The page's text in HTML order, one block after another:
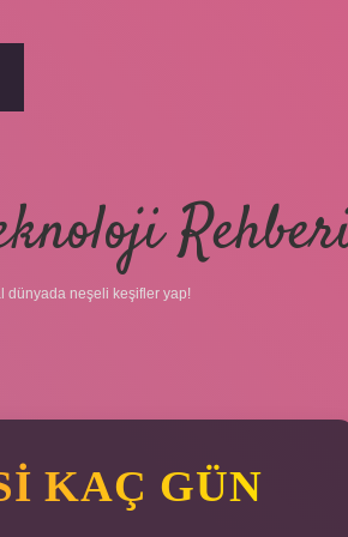
dünyada neşeli keşifler yap!
KAÇ GÜN